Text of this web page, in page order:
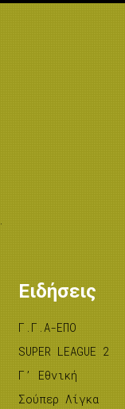
.
Ειδήσεις
Γ.Γ.Α-ΕΠΟ
SUPER LEAGUE 2
Γ’ Εθνική
Σούπερ Λίγκα